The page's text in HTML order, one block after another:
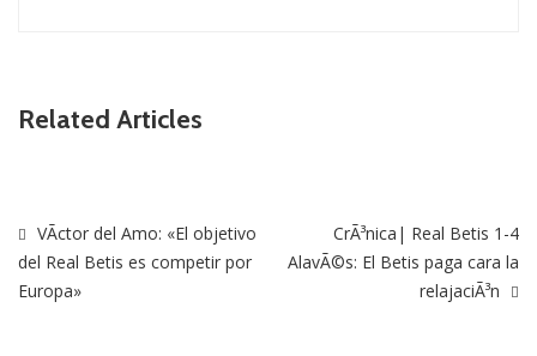
Related Articles
VÃ­ctor del Amo: «El objetivo
del Real Betis es competir por
Europa»
CrÃ³nica| Real Betis 1-4
AlavÃ©s: El Betis paga cara la
relajaciÃ³n